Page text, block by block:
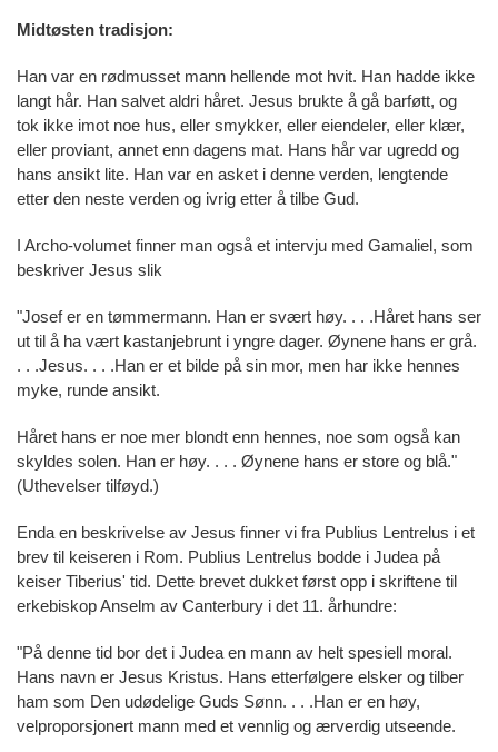
Midtøsten tradisjon:
Han var en rødmusset mann hellende mot hvit. Han hadde ikke
langt hår. Han salvet aldri håret. Jesus brukte å gå barføtt, og
tok ikke imot noe hus, eller smykker, eller eiendeler, eller klær,
eller proviant, annet enn dagens mat. Hans hår var ugredd og
hans ansikt lite. Han var en asket i denne verden, lengtende
etter den neste verden og ivrig etter å tilbe Gud.
I Archo-volumet finner man også et intervju med Gamaliel, som
beskriver Jesus slik
"Josef er en tømmermann. Han er svært høy. . . .Håret hans ser
ut til å ha vært kastanjebrunt i yngre dager. Øynene hans er grå.
. . .Jesus. . . .Han er et bilde på sin mor, men har ikke hennes
myke, runde ansikt.
Håret hans er noe mer blondt enn hennes, noe som også kan
skyldes solen. Han er høy. . . . Øynene hans er store og blå."
(Uthevelser tilføyd.)
Enda en beskrivelse av Jesus finner vi fra Publius Lentrelus i et
brev til keiseren i Rom. Publius Lentrelus bodde i Judea på
keiser Tiberius' tid. Dette brevet dukket først opp i skriftene til
erkebiskop Anselm av Canterbury i det 11. århundre:
"På denne tid bor det i Judea en mann av helt spesiell moral.
Hans navn er Jesus Kristus. Hans etterfølgere elsker og tilber
ham som Den udødelige Guds Sønn. . . .Han er en høy,
velproporsjonert mann med et vennlig og ærverdig utseende.